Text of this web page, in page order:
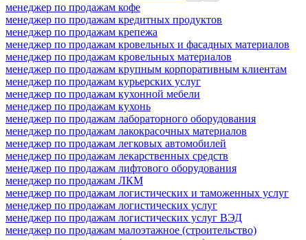
менеджер по продажам кофе
менеджер по продажам кредитных продуктов
менеджер по продажам крепежа
менеджер по продажам кровельных и фасадных материалов
менеджер по продажам кровельных материалов
менеджер по продажам крупным корпоративным клиентам
менеджер по продажам курьерских услуг
менеджер по продажам кухонной мебели
менеджер по продажам кухонь
менеджер по продажам лабораторного оборудования
менеджер по продажам лакокрасочных материалов
менеджер по продажам легковых автомобилей
менеджер по продажам лекарственных средств
менеджер по продажам лифтового оборудования
менеджер по продажам ЛКМ
менеджер по продажам логистических и таможенных услуг
менеджер по продажам логистических услуг
менеджер по продажам логистических услуг ВЭД
менеджер по продажам малоэтажное (строительство)